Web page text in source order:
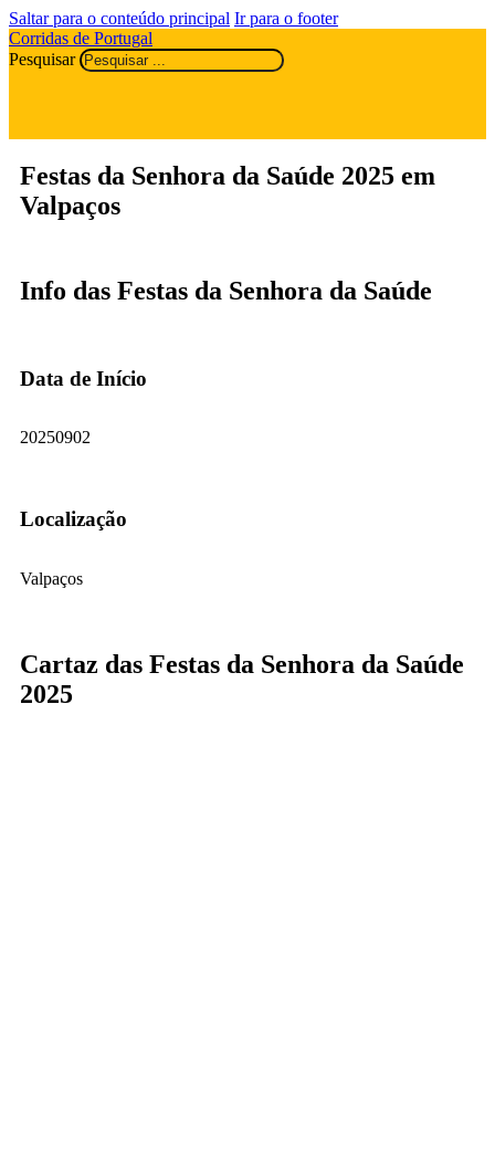
Saltar para o conteúdo principal Ir para o footer
Corridas de Portugal
Pesquisar
Festas da Senhora da Saúde 2025 em
Valpaços
Info das Festas da Senhora da Saúde
Data de Início
20250902
Localização
Valpaços
Cartaz das Festas da Senhora da Saúde
2025